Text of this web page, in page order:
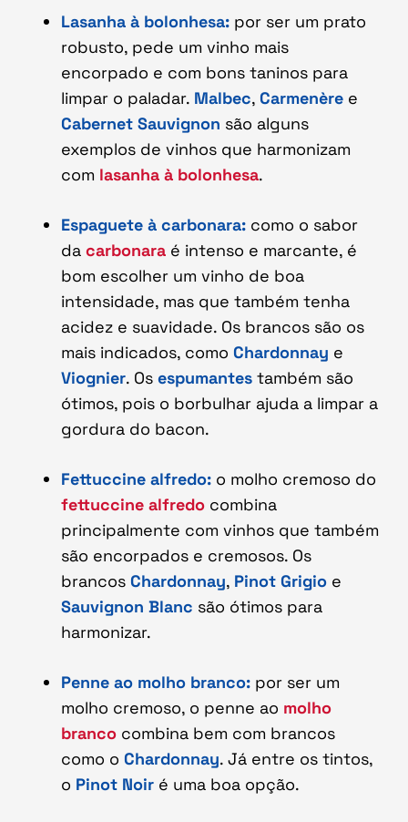
Lasanha à bolonhesa: por ser um prato
robusto, pede um vinho mais
encorpado e com bons taninos para
limpar o paladar. Malbec, Carmenère e
Cabernet Sauvignon são alguns
exemplos de vinhos que harmonizam
com lasanha à bolonhesa.
Espaguete à carbonara: como o sabor
dacarbonara é intenso e marcante, é
bom escolher um vinho de boa
intensidade, mas que também tenha
acidez e suavidade. Os brancos são os
mais indicados, como Chardonnay e
Viognier. Osespumantes também são
ótimos, pois o borbulhar ajuda a limpar a
gordura do bacon.
Fettuccine alfredo: o molho cremoso do
fettuccine alfredo combina
principalmente com vinhos que também
são encorpados e cremosos. Os
brancos Chardonnay, Pinot Grigio e
Sauvignon Blanc são ótimos para
harmonizar.
Penne ao molho branco: por ser um
molho cremoso, o penne ao molho
branco combina bem com brancos
como o Chardonnay. Já entre os tintos,
o Pinot Noir é uma boa opção.